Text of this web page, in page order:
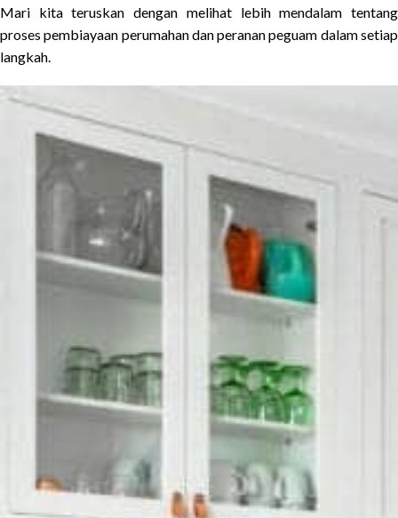
Mari kita teruskan dengan melihat lebih mendalam tentang
proses pembiayaan perumahan dan peranan peguam dalam setiap
langkah.